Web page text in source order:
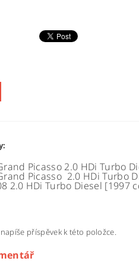
Picasso 2.0 HDi Turbo
Picasso 2.0 HDi Turbo
2.0 HDi Turbo Diesel [1997
příspěvek k této položce.